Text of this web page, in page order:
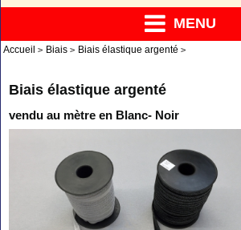
MENU
Accueil Biais Biais élastique argenté
Biais élastique argenté
vendu au mètre en Blanc- Noir